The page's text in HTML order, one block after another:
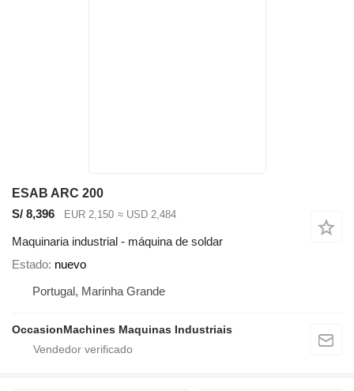
ESAB ARC 200
S/ 8,396
EUR 2,150 ≈ USD 2,484
Maquinaria industrial - máquina de soldar
Estado nuevo
Portugal, Marinha Grande
OccasionMachines Maquinas Industriais